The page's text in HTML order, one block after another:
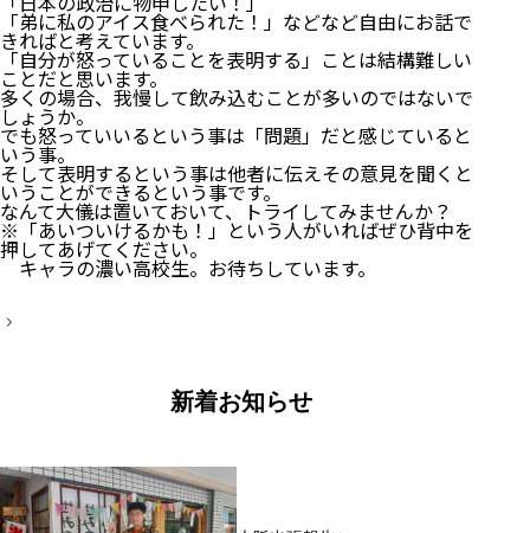
「弟に私のアイス食べられた！」などなど自由にお話で
きればと考えています。
「自分が怒っていることを表明する」ことは結構難しい
ことだと思います。
多くの場合、我慢して飲み込むことが多いのではないで
しょうか。
でも怒っていいるという事は「問題」だと感じていると
いう事。
そして表明するという事は他者に伝えその意見を聞くと
いうことができるという事です。
なんて大儀は置いておいて、トライしてみませんか？
※「あいついけるかも！」という人がいればぜひ背中を
押してあげてください。
キャラの濃い高校生。お待ちしています。
投
ン
新着お知らせ